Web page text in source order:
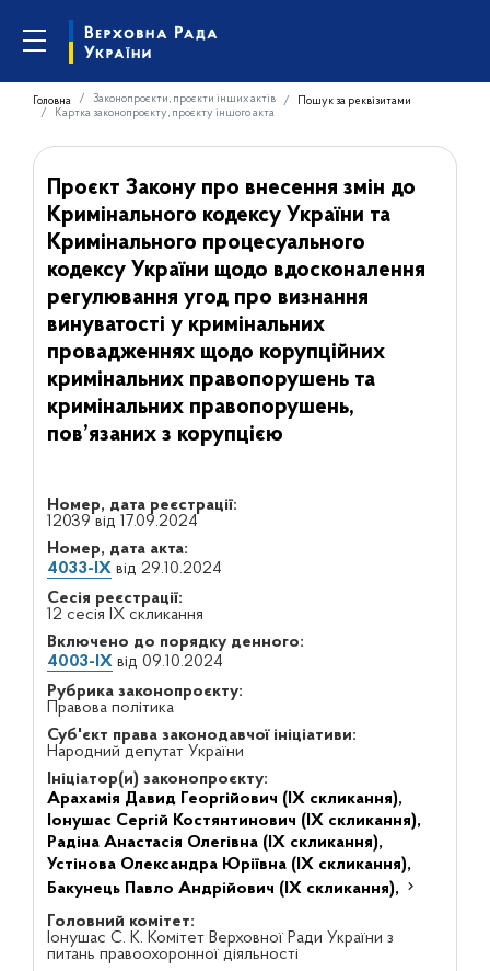
Головна Законопроєкти, проєкти інших актів
Пошук за реквізитами
Картка законопроєкту, проєкту іншого акта
Проєкт Закону про внесення змін до
Кримінального кодексу України та
Кримінального процесуального
кодексу України щодо вдосконалення
регулювання угод про визнання
винуватості у кримінальних
провадженнях щодо корупційних
кримінальних правопорушень та
кримінальних правопорушень,
пов’язаних з корупцією
Номер, дата реєстрації:
12039 від 17.09.2024
Номер, дата акта:
4033-IXвід 29.10.2024
Сесія реєстрації:
12 сесія IX скликання
Включено до порядку денного:
4003-IXвід 09.10.2024
Рубрика законопроєкту:
Правова політика
Суб'єкт права законодавчої ініціативи:
Народний депутат України
Ініціатор(и) законопроєкту:
Арахамія Давид Георгійович (IX скликання),
Іонушас Сергій Костянтинович (IX скликання),
Радіна Анастасія Олегівна (IX скликання),
Устінова Олександра Юріївна (IX скликання),
Бакунець Павло Андрійович (IX скликання),
Головний комітет:
Іонушас С. К. Комітет Верховної Ради України з
питань правоохоронної діяльності